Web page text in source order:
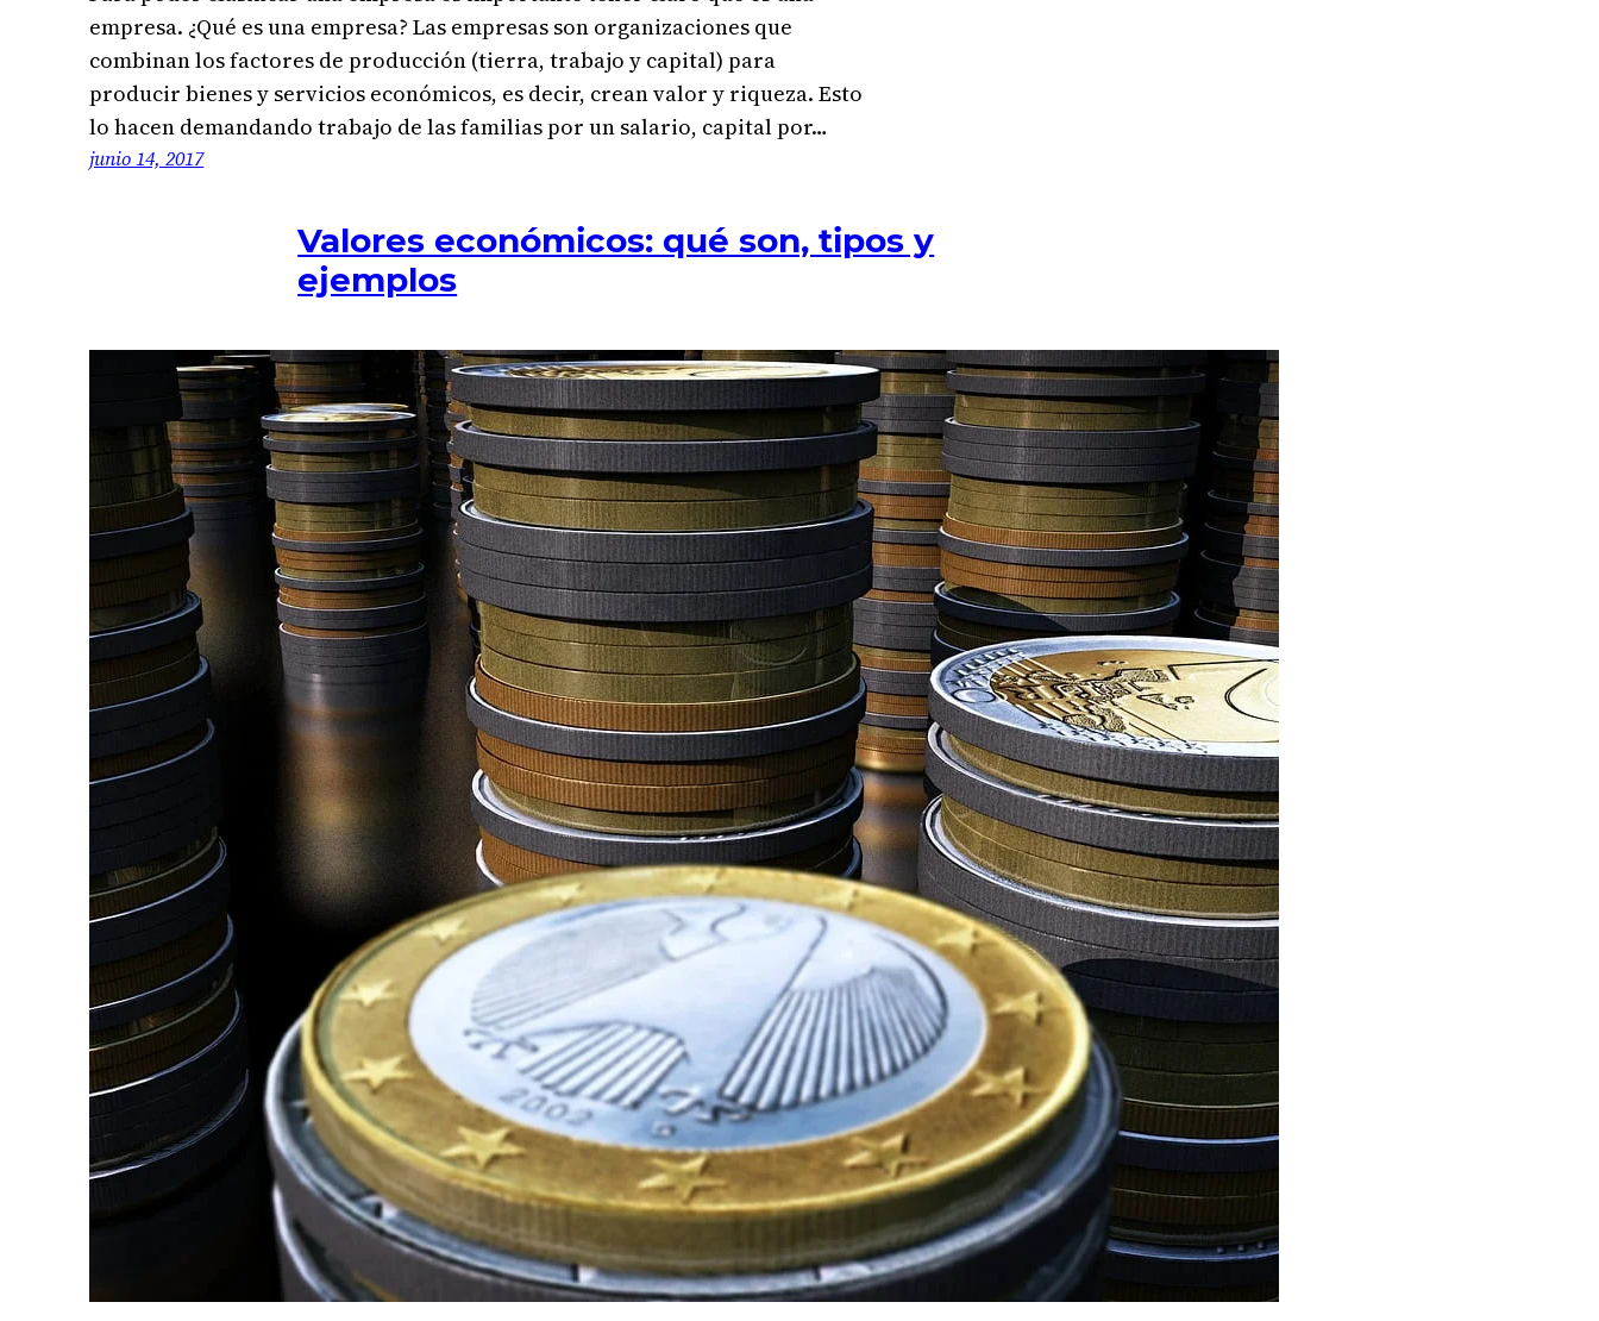
empresa. ¿Qué es una empresa? Las empresas son organizaciones que
combinan los factores de producción (tierra, trabajo y capital) para
producir bienes y servicios económicos, es decir, crean valor y riqueza. Esto
lo hacen demandando trabajo de las familias por un salario, capital por…
junio 14, 2017
Valores económicos: qué son, tipos y
ejemplos